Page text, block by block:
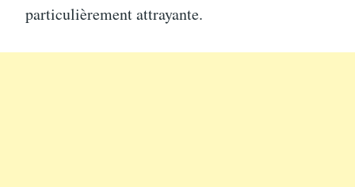
particulièrement attrayante.